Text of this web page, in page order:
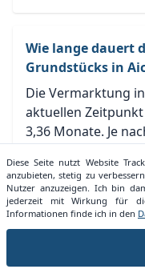
Wie lange dauert
Grundstücks in
Die Vermarktung
aktuellen
3,36 Monate. Je
Vermarktung
Diese Seite nutzt Website
anzubieten, stetig zu
Nutzer anzuzeigen. Ich bin
jederzeit mit Wirkung für
Informationen finde ich in den